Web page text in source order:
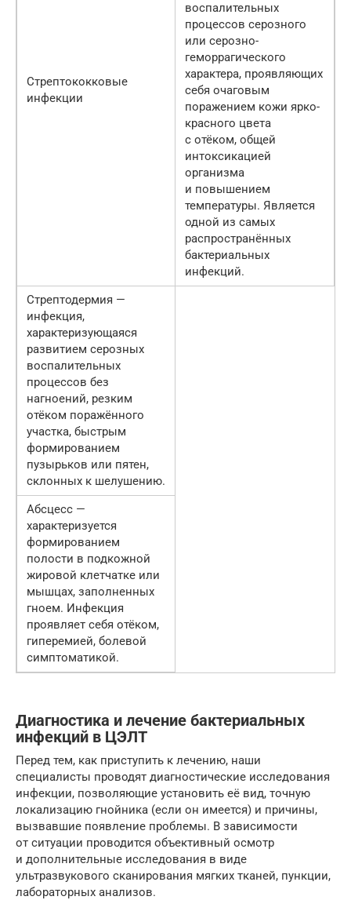
Стрептококковые
инфекции
воспалительных
процессов серозного
или серозно-
геморрагического
характера, проявляющих
себя очаговым
поражением кожи ярко-
красного цвета
с отёком, общей
интоксикацией
организма
и повышением
температуры. Является
одной из самых
распространённых
бактериальных
инфекций.
Стрептодермия —
инфекция,
характеризующаяся
развитием серозных
воспалительных
процессов без
нагноений, резким
отёком поражённого
участка, быстрым
формированием
пузырьков или пятен,
склонных к шелушению.
Абсцесс —
характеризуется
формированием
полости в подкожной
жировой клетчатке или
мышцах, заполненных
гноем. Инфекция
проявляет себя отёком,
гиперемией, болевой
симптоматикой.
Диагностика и лечение бактериальных
инфекций в ЦЭЛТ
Перед тем, как приступить к лечению, наши
специалисты проводят диагностические исследования
инфекции, позволяющие установить её вид, точную
локализацию гнойника (если он имеется) и причины,
вызвавшие появление проблемы. В зависимости
от ситуации проводится объективный осмотр
и дополнительные исследования в виде
ультразвукового сканирования мягких тканей, пункции,
лабораторных анализов.